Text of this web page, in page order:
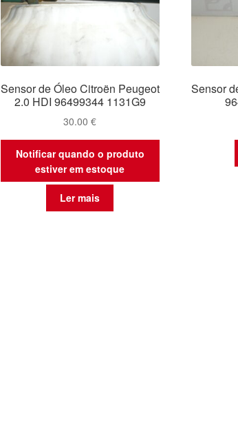
Sensor de Óleo Citroën Peugeot
2.0 HDI 96499344 1131G9
30.00€
Notificar quando o produto
estiver em estoque
Ler mais
Sensor